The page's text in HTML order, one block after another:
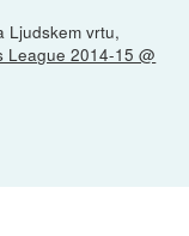
Ljudskem vrtu,
League 2014-15 @